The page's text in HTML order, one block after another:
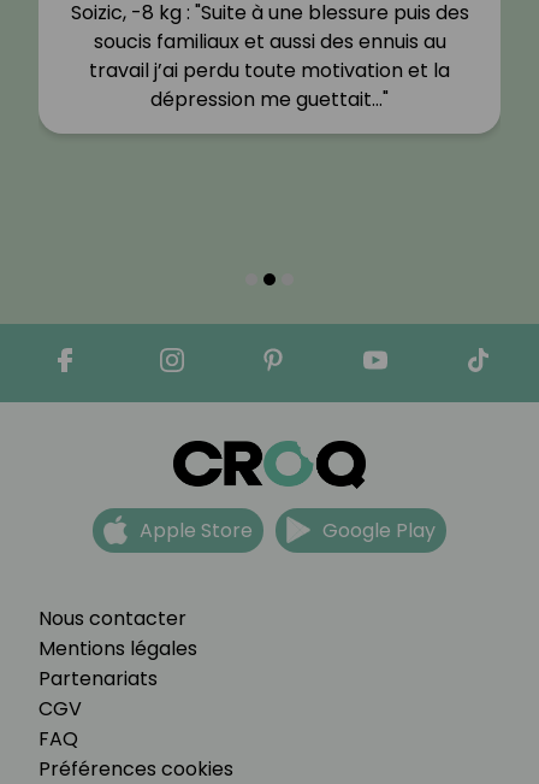
Soizic, -8 kg : "Suite à une blessure puis des
soucis familiaux et aussi des ennuis au
travail j’ai perdu toute motivation et la
dépression me guettait…"
Nous contacter
Mentions légales
Partenariats
CGV
FAQ
Préférences cookies
Apple Store Google Play